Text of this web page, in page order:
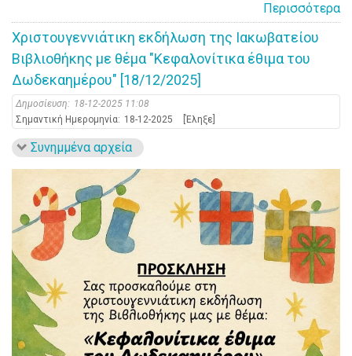
Περισσότερα
Χριστουγεννιάτικη εκδήλωση της Ιακωβατείου
Βιβλιοθήκης με θέμα "Κεφαλονίτικα έθιμα του
Δωδεκαημέρου" [18/12/2025]
Δημοσίευση: 18-12-2025 11:08
Σημαντική Ημερομηνία: 18-12-2025 [Έληξε]
Συνημμένα αρχεία